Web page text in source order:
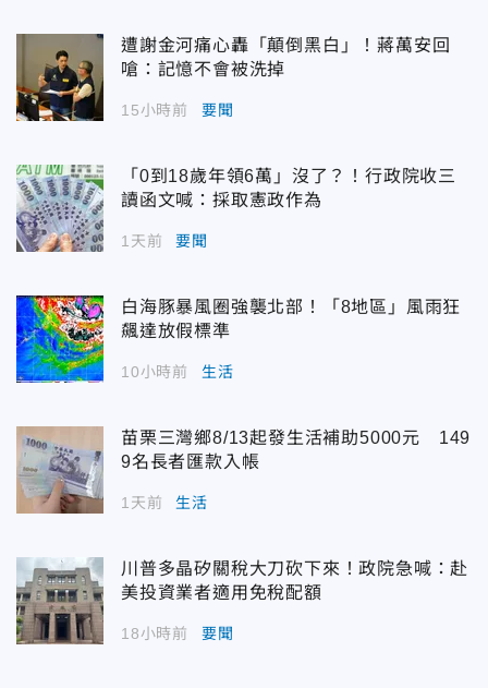
遭謝金河痛心轟「顛倒黑白」！蔣萬安回
嗆：記憶不會被洗掉
15小時前 要聞
「0到18歲年領6萬」沒了？！行政院收三
讀函文喊：採取憲政作為
1天前 要聞
白海豚暴風圈強襲北部！「8地區」風雨狂
飆達放假標準
10小時前 生活
苗栗三灣鄉8/13起發生活補助5000元 149
9名長者匯款入帳
1天前 生活
川普多晶矽關稅大刀砍下來！政院急喊：赴
美投資業者適用免稅配額
18小時前 要聞